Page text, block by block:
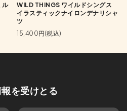
ル
WILD THINGS ワイルドシングス
イラスティックナイロンデナリシャ
ツ
15,400円(税込)
を受けとる